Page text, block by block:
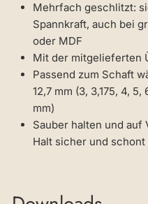
Mehrfach geschlitzt:
Spannkraft, auch bei
oder MDF
Mit der mitgelieferten
Passend zum Schaft
12,7 mm (3, 3,175, 4, 5,
mm)
Sauber halten und auf
Halt sicher und schont